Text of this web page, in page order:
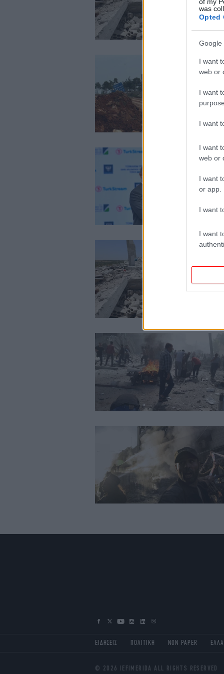
was
Opted
Google
I want
web or
I want
I want
I want
web or
I want
or app.
I want
I want
ΕΙΔΗΣΕΙΣ ΠΟΛΙΤΙΚΗ NON PAPER
© 2026 IEFIMERIDA ALL RIGHTS RESERVED